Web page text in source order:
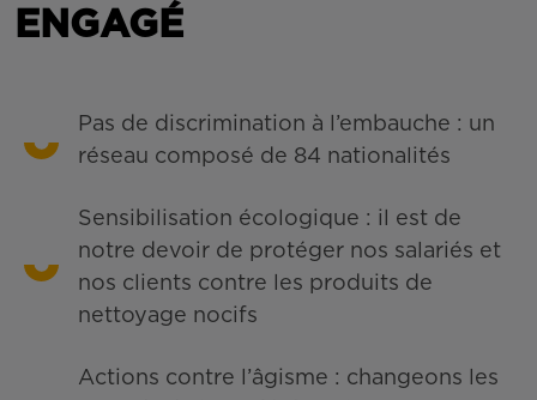
ENGAGÉ
Pas de discrimination à l’embauche : un
réseau composé de 84 nationalités
Sensibilisation écologique : il est de
notre devoir de protéger nos salariés et
nos clients contre les produits de
nettoyage nocifs
Actions contre l’âgisme : changeons les